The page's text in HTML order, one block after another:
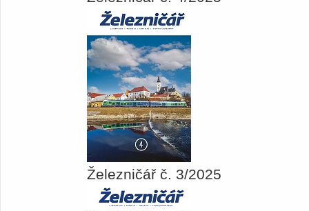
Železničář č. 3/2025